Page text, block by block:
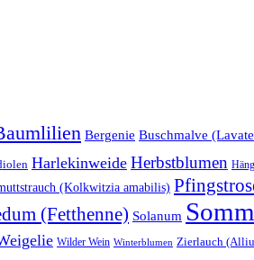
Bergenie Buschmalve
Harlekinweide Herbstblumen
(Kolkwitzia amabilis)
(Fetthenne) Solanum
Wilder Wein Winterblumen Zierlauch